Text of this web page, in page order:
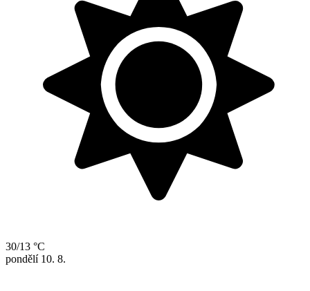
30/13 °C
pondělí 10. 8.